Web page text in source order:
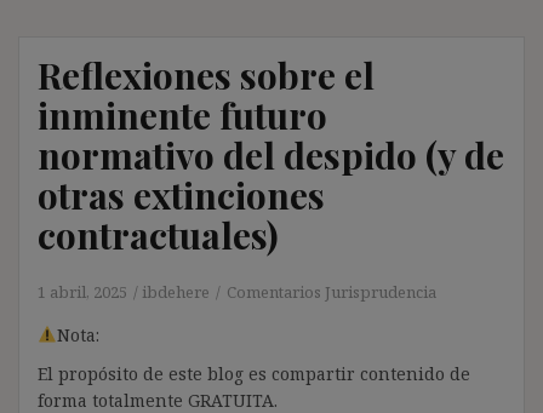
Reflexiones sobre el
inminente futuro
normativo del despido (y de
otras extinciones
contractuales)
1 abril, 2025 ibdehere Comentarios Jurisprudencia
Nota:
El propósito de este blog es compartir contenido de
forma totalmente GRATUITA.